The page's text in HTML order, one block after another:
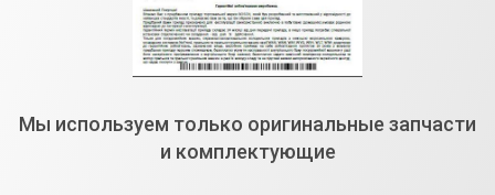
Мы используем только оригинальные запчасти
и комплектующие